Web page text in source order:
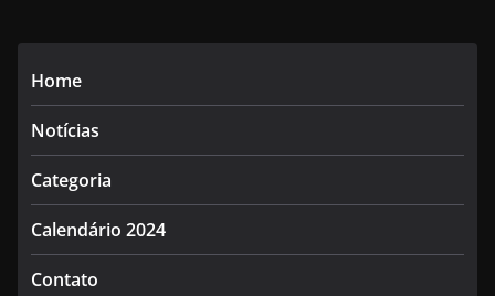
Home
Notícias
Categoria
Calendário 2024
Contato